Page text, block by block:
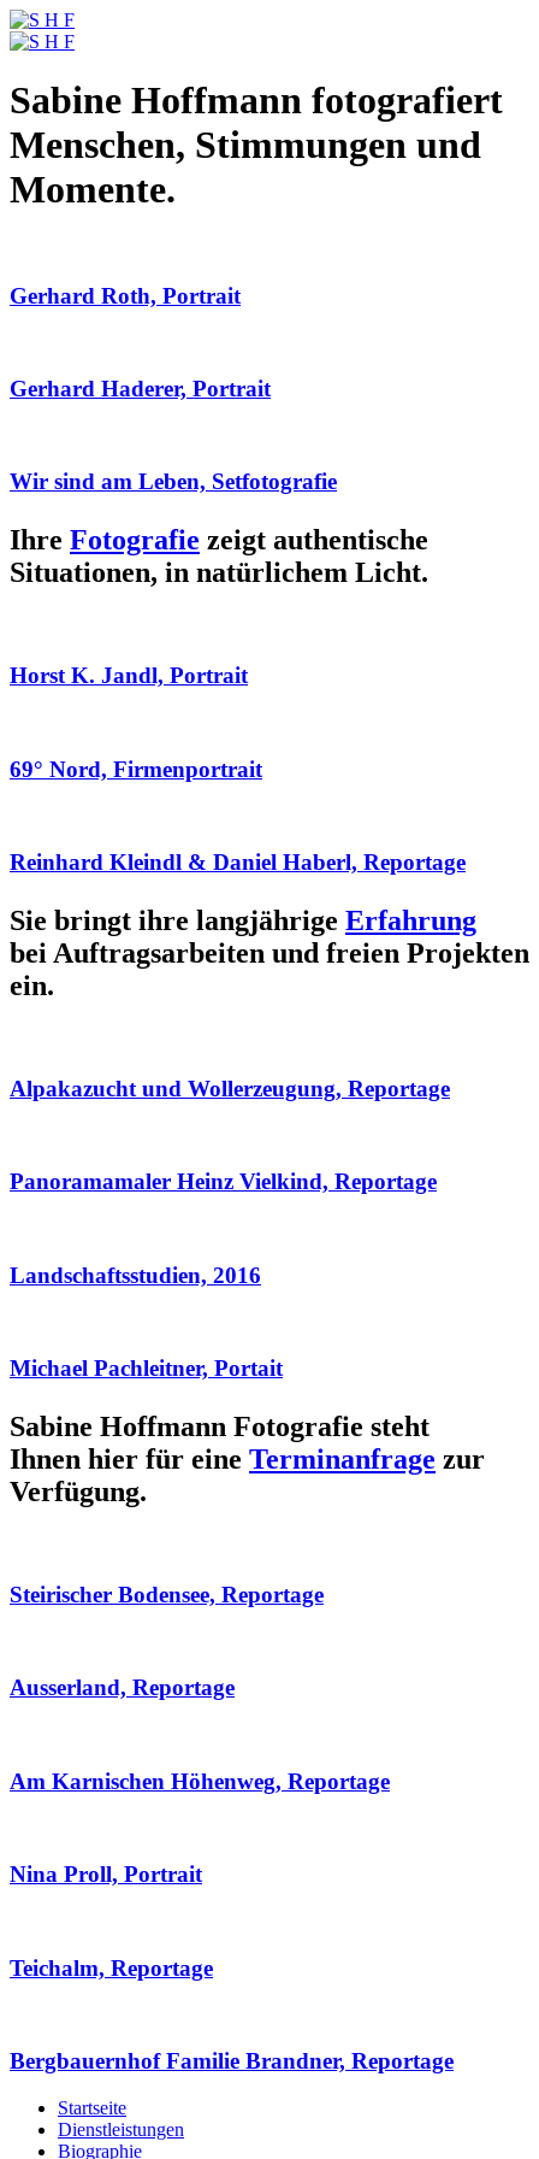
Sabine Hoffmann fotografiert
Menschen, Stimmungen und
Momente.
Gerhard Roth, Portrait
Gerhard Haderer, Portrait
Wir sind am Leben, Setfotografie
Ihre Fotografie zeigt authentische
Situationen, in natürlichem Licht.
Horst K. Jandl, Portrait
69° Nord, Firmenportrait
Reinhard Kleindl & Daniel Haberl, Reportage
Sie bringt ihre langjährige Erfahrung
bei Auftragsarbeiten und freien Projekten
ein.
Alpakazucht und Wollerzeugung, Reportage
Panoramamaler Heinz Vielkind, Reportage
Landschaftsstudien, 2016
Michael Pachleitner, Portait
Sabine Hoffmann Fotografie steht
Ihnen hier für eine Terminanfrage zur
Verfügung.
Steirischer Bodensee, Reportage
Ausserland, Reportage
Am Karnischen Höhenweg, Reportage
Nina Proll, Portrait
Teichalm, Reportage
Bergbauernhof Familie Brandner, Reportage
Startseite
Dienstleistungen
Biographie